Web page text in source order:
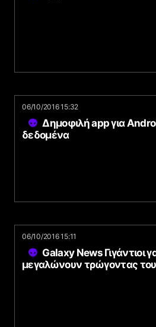
06/10/2016 15:32
Δημοφιλή app για
δεδομένα
06/10/2016 15:11
Galaxy News Γιγάντιοι
μεγαλώνουν τρώγοντας